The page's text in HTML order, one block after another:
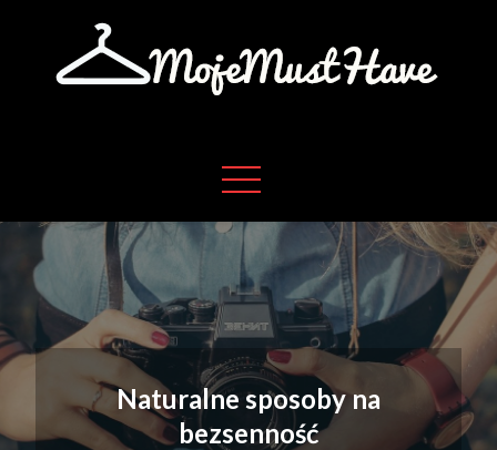
content
Naturalne sposoby na
bezsenność